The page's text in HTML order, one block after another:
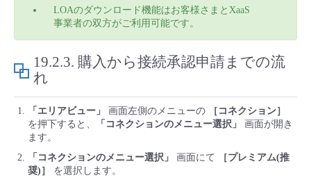
LOAのダウンロード機能はお客様さまとXaaS
事業者の双方がご利用可能です。
19.2.3. 購入から接続承認申請までの流
れ
「エリアビュー」 画面左側のメニューの
［コネクション］
を押下すると、
「コネクションのメニュー選択」
画面が開き
ます。
「コネクションのメニュー選択」
画面にて
［プレミアム(推
奨)］
を選択します。